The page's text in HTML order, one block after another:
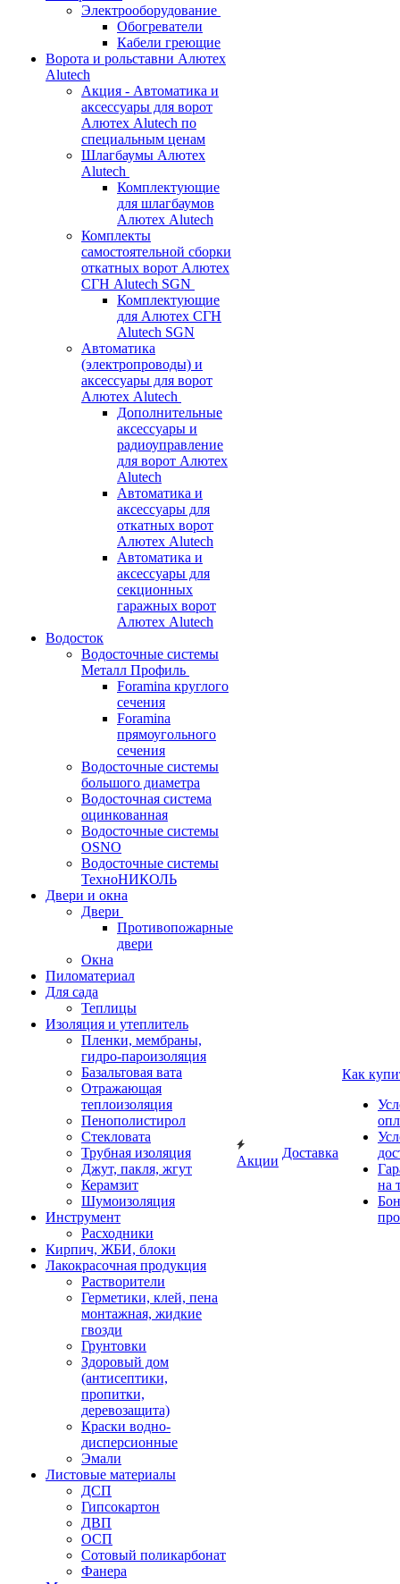
Электрооборудование
Обогреватели
Кабели греющие
Ворота и рольставни Алютех
Alutech
Акция - Автоматика и
аксессуары для ворот
Алютех Alutech по
специальным ценам
Шлагбаумы Алютех
Alutech
Комплектующие
для шлагбаумов
Алютех Alutech
Комплекты
самостоятельной сборки
откатных ворот Алютех
СГН Alutech SGN
Комплектующие
для Алютех СГН
Alutech SGN
Автоматика
(электропроводы) и
аксессуары для ворот
Алютех Alutech
Дополнительные
аксессуары и
радиоуправление
для ворот Алютех
Alutech
Автоматика и
аксессуары для
откатных ворот
Алютех Alutech
Автоматика и
аксессуары для
секционных
гаражных ворот
Алютех Alutech
Водосток
Водосточные системы
Металл Профиль
Foramina круглого
сечения
Foramina
прямоугольного
сечения
Водосточные системы
большого диаметра
Водосточная система
оцинкованная
Водосточные системы
OSNO
Водосточные системы
ТехноНИКОЛЬ
Двери и окна
Двери
Противопожарные
двери
Окна
Пиломатериал
Для сада
Теплицы
Изоляция и утеплитель
Пленки, мембраны,
гидро-пароизоляция
Базальтовая вата
Отражающая
теплоизоляция
Пенополистирол
Стекловата
Трубная изоляция
Джут, пакля, жгут
Керамзит
Шумоизоляция
Инструмент
Расходники
Кирпич, ЖБИ, блоки
Лакокрасочная продукция
Растворители
Герметики, клей, пена
монтажная, жидкие
гвозди
Грунтовки
Здоровый дом
(антисептики,
пропитки,
деревозащита)
Краски водно-
дисперсионные
Эмали
Листовые материалы
ДСП
Гипсокартон
ДВП
ОСП
Сотовый поликарбонат
Фанера
Акции
Доставка
Как
на